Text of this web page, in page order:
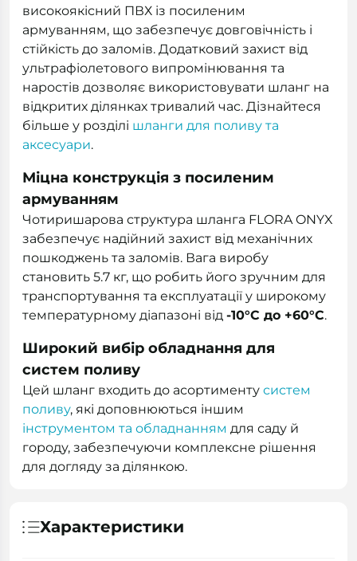
високоякісний ПВХ із посиленим
армуванням, що забезпечує довговічність і
стійкість до заломів. Додатковий захист від
ультрафіолетового випромінювання та
наростів дозволяє використовувати шланг на
відкритих ділянках тривалий час. Дізнайтеся
більше у розділі шланги для поливу та
аксесуари.
Міцна конструкція з посиленим
армуванням
Чотиришарова структура шланга FLORA ONYX
забезпечує надійний захист від механічних
пошкоджень та заломів. Вага виробу
становить 5.7 кг, що робить його зручним для
транспортування та експлуатації у широкому
температурному діапазоні від -10°C до +60°C.
Широкий вибір обладнання для
систем поливу
Цей шланг входить до асортименту систем
поливу, які доповнюються іншим
інструментом та обладнанням для саду й
городу, забезпечуючи комплексне рішення
для догляду за ділянкою.
Характеристики